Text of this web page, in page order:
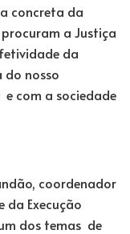
concreta da
a Justiça
da
do nosso
com a sociedade
coordenador
da Execução
dos temas de